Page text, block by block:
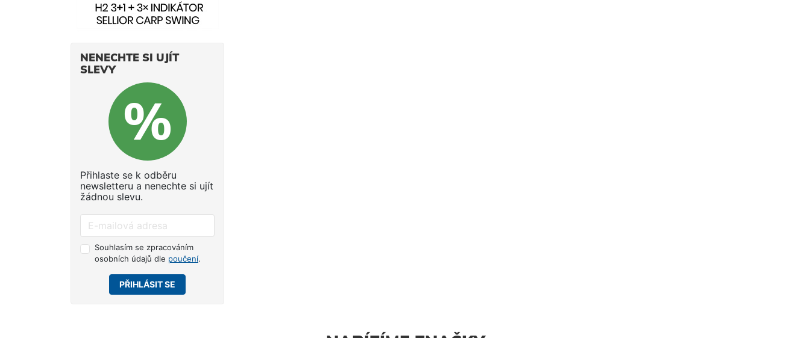
NENECHTE SI UJÍT
SLEVY
Přihlaste se k odběru
newsletteru a nenechte si ujít
žádnou slevu.
Souhlasím se zpracováním
osobních údajů dle poučení.
PŘIHLÁSIT SE